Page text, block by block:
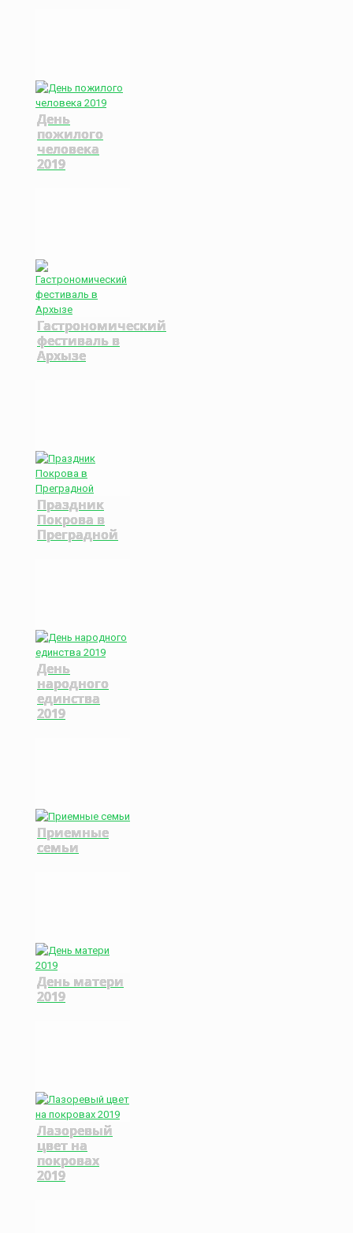
День
пожилого
человека
2019
Гастрономический
фестиваль в
Архызе
Праздник
Покрова в
Преградной
День
народного
единства
2019
Приемные
семьи
День матери
2019
Лазоревый
цвет на
покровах
2019